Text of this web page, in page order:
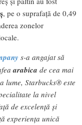
, pe o suprafață de 0,49
zonelor
s-a angajat să
arabica de cea mai
lume, Starbucks® este
la nivel
de excelență și
experiența unică